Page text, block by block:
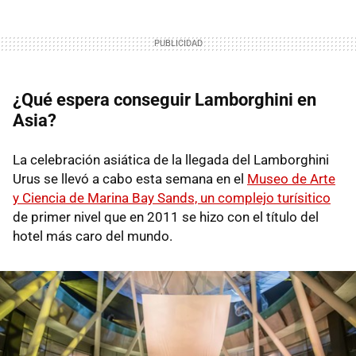
¿Qué espera conseguir Lamborghini en
Asia?
La celebración asiática de la llegada del Lamborghini
Urus se llevó a cabo esta semana en el Museo de Arte
y Ciencia de Marina Bay Sands, un complejo turísitico
de primer nivel que en 2011 se hizo con el título del
hotel más caro del mundo.